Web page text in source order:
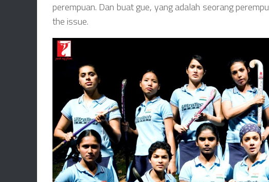
perempuan. Dan buat gue, yang adalah seorang
the issue.